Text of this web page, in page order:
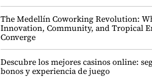
The Medellín Coworking Revolution:
Innovation, Community, and Tropical
Converge
Descubre los mejores casinos online:
bonos y experiencia de juego